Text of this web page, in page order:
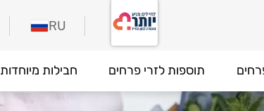
RU
תוספות לזרי פרחים חבילות מיוחדות